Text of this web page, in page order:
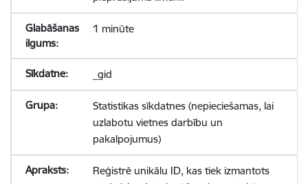
1 minūte
_gid
Statistikas sīkdatnes (nepieciešamas, lai
uzlabotu vietnes darbību un
pakalpojumus)
Reģistrē unikālu ID, kas tiek izmantots